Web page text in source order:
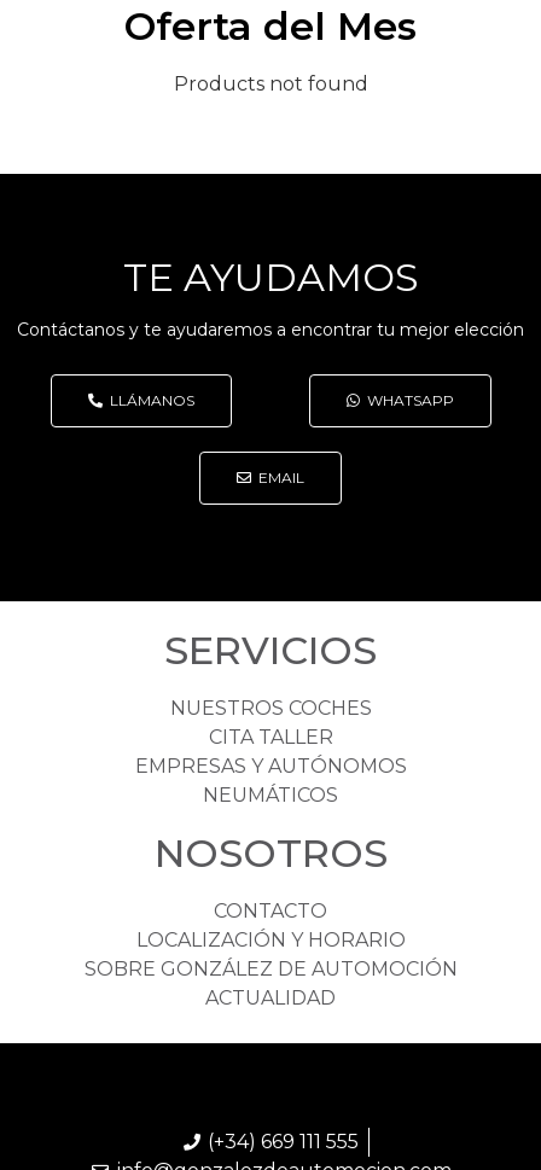
Oferta del Mes
Products not found
TE AYUDAMOS
Contáctanos y te ayudaremos a encontrar tu mejor elección
LLÁMANOS WHATSAPP
EMAIL
SERVICIOS
NUESTROS COCHES
CITA TALLER
EMPRESAS Y AUTÓNOMOS
NEUMÁTICOS
NOSOTROS
CONTACTO
LOCALIZACIÓN Y HORARIO
SOBRE GONZÁLEZ DE AUTOMOCIÓN
ACTUALIDAD
(+34) 669 111 555